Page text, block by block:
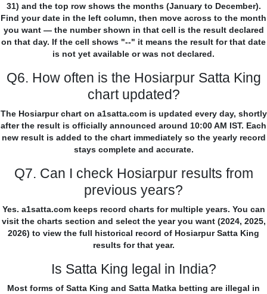
31) and the top row shows the months (January to December).
Find your date in the left column, then move across to the month
you want — the number shown in that cell is the result declared
on that day. If the cell shows "--" it means the result for that date
is not yet available or was not declared.
Q6. How often is the Hosiarpur Satta King
chart updated?
The Hosiarpur chart on a1satta.com is updated every day, shortly
after the result is officially announced around 10:00 AM IST. Each
new result is added to the chart immediately so the yearly record
stays complete and accurate.
Q7. Can I check Hosiarpur results from
previous years?
Yes. a1satta.com keeps record charts for multiple years. You can
visit the charts section and select the year you want (2024, 2025,
2026) to view the full historical record of Hosiarpur Satta King
results for that year.
Is Satta King legal in India?
Most forms of Satta King and Satta Matka betting are illegal in